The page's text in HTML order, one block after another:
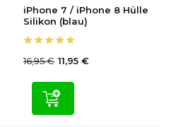
iPhone 7 / iPhone 8 Hülle
Silikon (blau)
16,95 € 11,95 €